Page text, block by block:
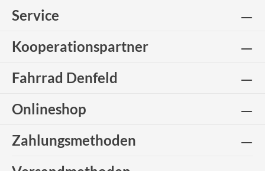
Service
Kooperationspartner
Fahrrad Denfeld
Onlineshop
Zahlungsmethoden